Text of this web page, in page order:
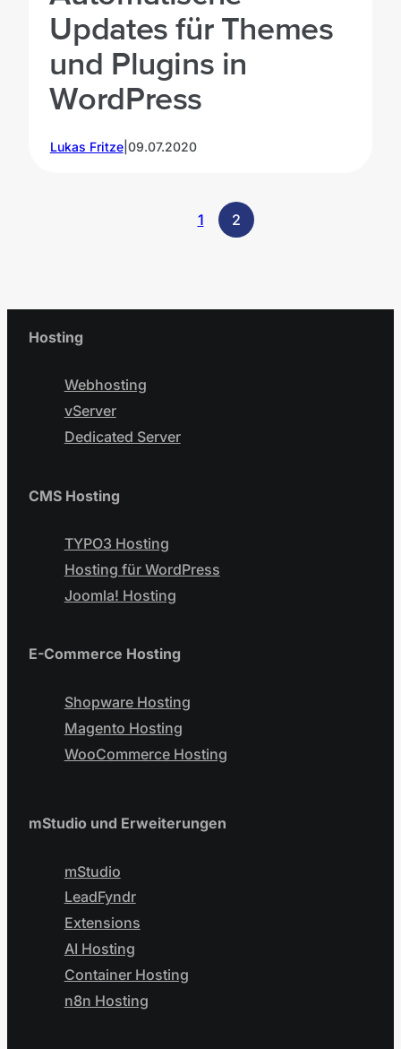
Updates für Themes
und Plugins in
WordPress
Lukas Fritze| 09.07.2020
1 2
Hosting
Webhosting
vServer
Dedicated Server
CMS Hosting
TYPO3 Hosting
Hosting für WordPress
Joomla! Hosting
E-Commerce Hosting
Shopware Hosting
Magento Hosting
WooCommerce Hosting
mStudio und Erweiterungen
mStudio
LeadFyndr
Extensions
AI Hosting
Container Hosting
n8n Hosting